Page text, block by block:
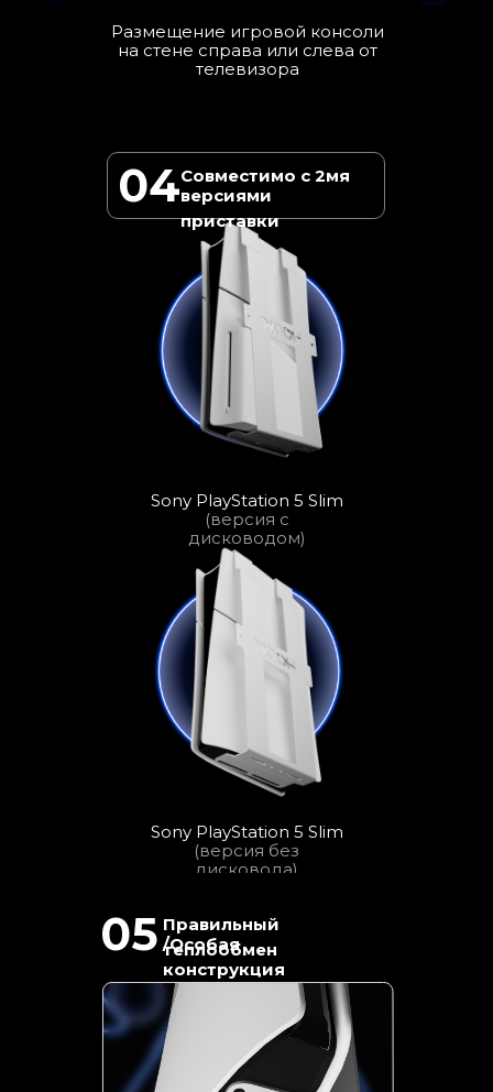
Размещение игровой консоли
на стене справа или слева от
телевизора
(версия с
дисководом)
(версия без
дисковода)
Sony PlayStation 5 Slim
Sony PlayStation 5 Slim
версиями
приставки
Совместимо с 2мя
04
/Особая
конструкция
Правильный
теплообмен
05